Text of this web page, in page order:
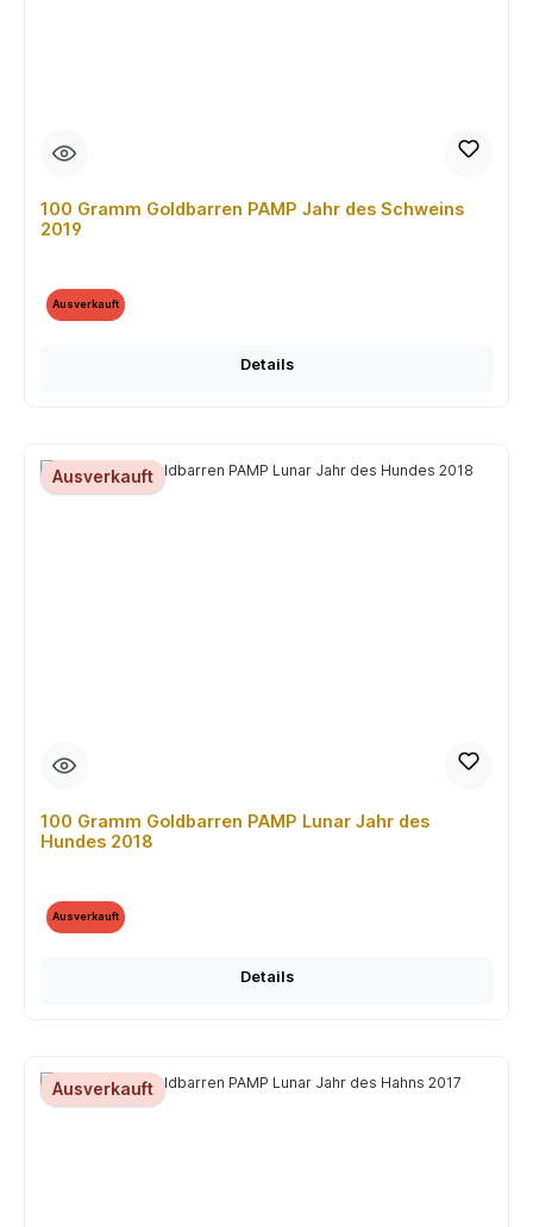
100 Gramm Goldbarren PAMP Jahr des Schweins
2019
Ausverkauft
Details
Ausverkauft
100 Gramm Goldbarren PAMP Lunar Jahr des
Hundes 2018
Ausverkauft
Details
Ausverkauft